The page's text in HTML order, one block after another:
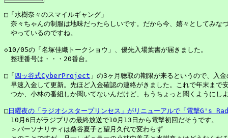
□「水樹奈々のスマイルギャング」
奈々ちゃんの制服は地味だったらしいです。だから今、嬉々としてみな
やっているのですね。
◇10/05の「名塚佳織トークショウ」、優先入場葉書が届きました。
整理番号は・・・20番台。
□「 四ッ谷式CyberProject 」の3ヶ月聴取の期限が来るというので、入
早速入金して更新。先ほど入金確認の連絡がきました。これで年末まで
つか、小林の番組しか聞いてないんだけど、もうちょっと聞くようにし
□ 日曜夜の「ラジオシスタープリンセス」がリニューアルで「電撃G's
10月6日がラジプリの最終放送で10月13日から電撃初回だそうです。
＞パーソナリティは桑谷夏子と望月久代で変わらず